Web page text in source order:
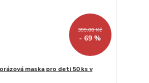
399,00 Kč
- 69 %
maska pro deti 50 ks v